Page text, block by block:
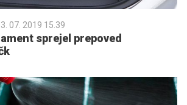
07. 2019 15.39
sprejel prepoved